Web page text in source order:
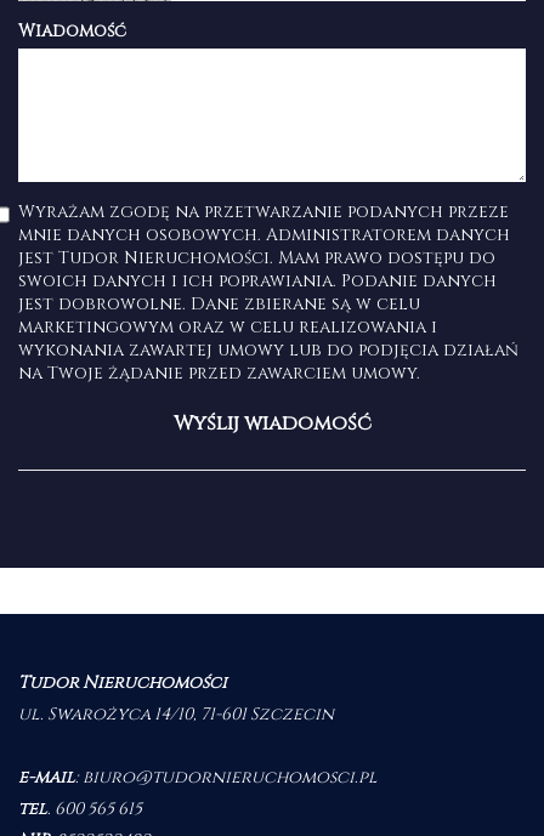
Wiadomość
Wyrażam zgodę na przetwarzanie podanych przeze
mnie danych osobowych. Administratorem danych
jest Tudor Nieruchomości. Mam prawo dostępu do
swoich danych i ich poprawiania. Podanie danych
jest dobrowolne. Dane zbierane są w celu
marketingowym oraz w celu realizowania i
wykonania zawartej umowy lub do podjęcia działań
na Twoje żądanie przed zawarciem umowy.
Tudor Nieruchomości
ul. Swarożyca 14/10, 71-601 Szczecin
e-mail:biuro@tudornieruchomosci.pl
tel. 600 565 615